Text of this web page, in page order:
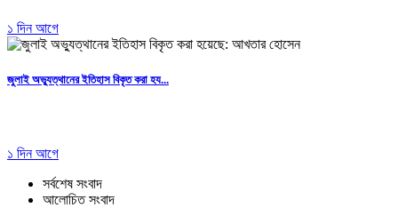
১ দিন আগে
জুলাই অভ্যুত্থানের ইতিহাস বিকৃত করা হয...
১ দিন আগে
সর্বশেষ সংবাদ
আলোচিত সংবাদ